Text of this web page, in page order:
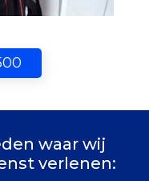
waar wij
verlenen: